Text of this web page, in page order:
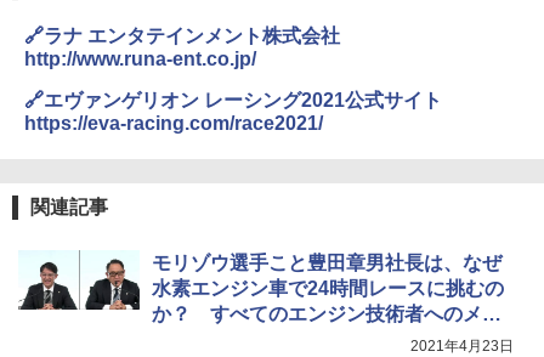
🔗ラナ エンタテインメント株式会社
http://www.runa-ent.co.jp/
🔗エヴァンゲリオン レーシング2021公式サイト
https://eva-racing.com/race2021/
関連記事
モリゾウ選手こと豊田章男社長は、なぜ
水素エンジン車で24時間レースに挑むの
か？ すべてのエンジン技術者へのメッ
2021年4月23日